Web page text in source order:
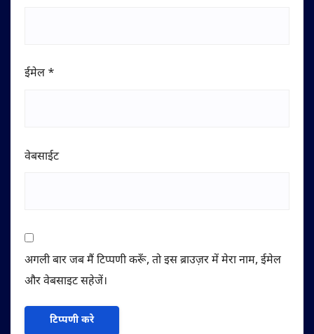
ईमेल *
वेबसाईट
अगली बार जब मैं टिप्पणी करूँ, तो इस ब्राउज़र में मेरा नाम, ईमेल
और वेबसाइट सहेजें।